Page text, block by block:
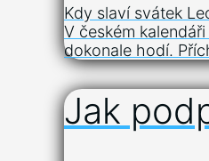
Kdy slaví svátek
V českém
dokonale hodí.
Jak